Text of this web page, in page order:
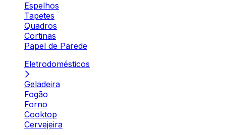
Espelhos
Tapetes
Quadros
Cortinas
Papel de Parede
Eletrodomésticos
Geladeira
Fogão
Forno
Cooktop
Cervejeira